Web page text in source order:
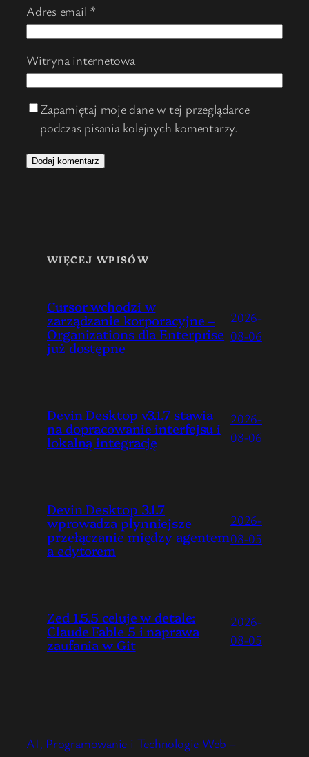
Adres email *
Witryna internetowa
Zapamiętaj moje dane w tej przeglądarce
podczas pisania kolejnych komentarzy.
WIĘCEJ WPISÓW
Cursor wchodzi w
zarządzanie korporacyjne –
Organizations dla Enterprise
już dostępne
2026-
08-06
Devin Desktop v3.1.7 stawia
na dopracowanie interfejsu i
lokalną integrację
2026-
08-06
Devin Desktop 3.1.7
wprowadza płynniejsze
przełączanie między agentem
a edytorem
2026-
08-05
Zed 1.5.5 celuje w detale:
Claude Fable 5 i naprawa
zaufania w Git
2026-
08-05
AI, Programowanie i Technologie Web –